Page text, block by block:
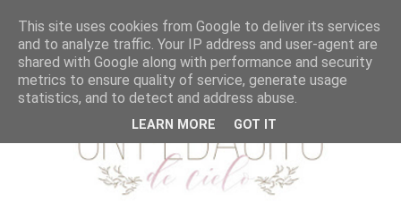
This site uses cookies from Google to deliver its services
and to analyze traffic. Your IP address and user-agent are
shared with Google along with performance and security
metrics to ensure quality of service, generate usage
statistics, and to detect and address abuse.
LEARN MORE GOT IT